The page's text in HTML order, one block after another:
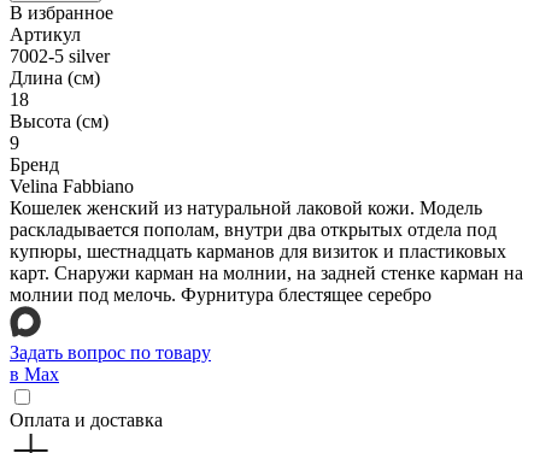
В избранное
Артикул
7002-5 silver
Длина (см)
18
Высота (см)
9
Бренд
Velina Fabbiano
Кошелек женский из натуральной лаковой кожи. Модель
раскладывается пополам, внутри два открытых отдела под
купюры, шестнадцать карманов для визиток и пластиковых
карт. Снаружи карман на молнии, на задней стенке карман на
молнии под мелочь. Фурнитура блестящее серебро
Задать вопрос по товару
в Max
Оплата и доставка